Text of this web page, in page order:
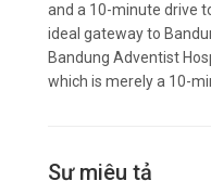
and a 10-minute drive
ideal gateway to
Bandung Adventist
which is merely a 10-
Sự miêu tả